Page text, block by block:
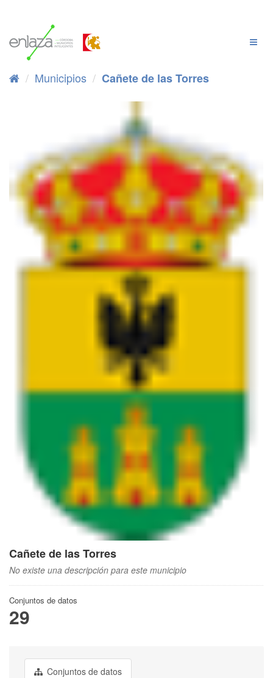
Municipios Cañete de las Torres
Cañete de las Torres
No existe una descripción para este municipio
Conjuntos de datos
29
Conjuntos de datos